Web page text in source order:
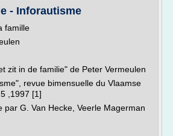
- Inforautisme
famille
zit in de familie" de Peter Vermeulen
revue bimensuelle du Vlaamse
,1997 [1]
par G. Van Hecke, Veerle Magerman